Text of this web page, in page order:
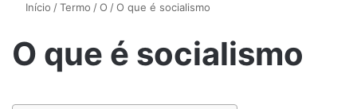
Início /Termo /O /O que é socialismo
O que é socialismo